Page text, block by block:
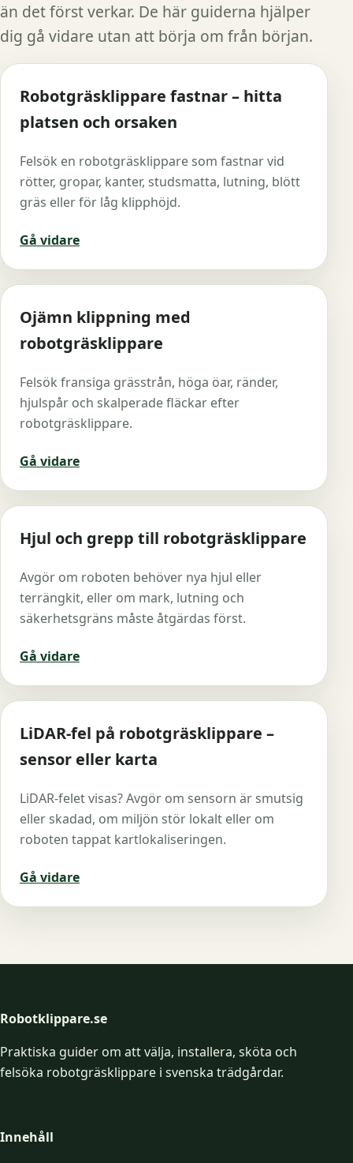
än det först verkar. De här guiderna hjälper
dig gå vidare utan att börja om från början.
Robotgräsklippare fastnar – hitta
platsen och orsaken
Felsök en robotgräsklippare som fastnar vid
rötter, gropar, kanter, studsmatta, lutning, blött
gräs eller för låg klipphöjd.
Gå vidare
Ojämn klippning med
robotgräsklippare
Felsök fransiga grässtrån, höga öar, ränder,
hjulspår och skalperade fläckar efter
robotgräsklippare.
Gå vidare
Hjul och grepp till robotgräsklippare
Avgör om roboten behöver nya hjul eller
terrängkit, eller om mark, lutning och
säkerhetsgräns måste åtgärdas först.
Gå vidare
LiDAR-fel på robotgräsklippare –
sensor eller karta
LiDAR-felet visas? Avgör om sensorn är smutsig
eller skadad, om miljön stör lokalt eller om
roboten tappat kartlokaliseringen.
Gå vidare
Robotklippare.se
Praktiska guider om att välja, installera, sköta och
felsöka robotgräsklippare i svenska trädgårdar.
Innehåll